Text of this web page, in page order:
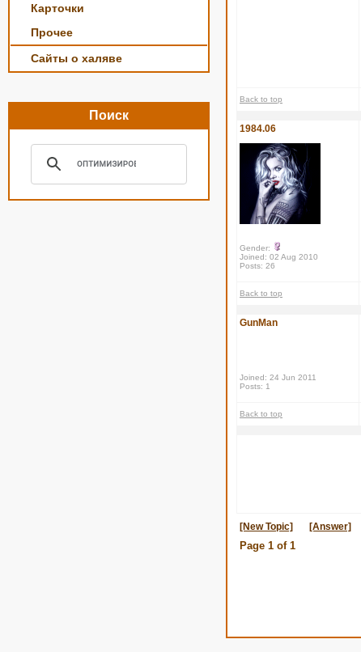
Карточки
Прочее
Сайты о халяве
Поиск
Back to top
1984.06
Gender:
Joined: 02 Aug 2010
Posts: 26
Back to top
GunMan
Joined: 24 Jun 2011
Posts: 1
Back to top
[New Topic] [Answer]
Page 1 of 1